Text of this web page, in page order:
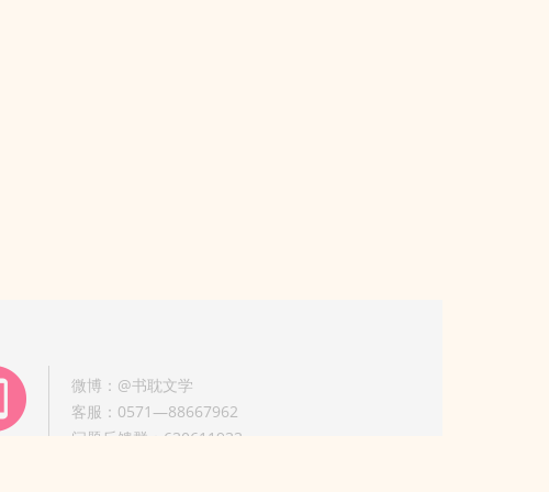
微博：@书耽文学
客服：0571—88667962
问题反馈群：630611933